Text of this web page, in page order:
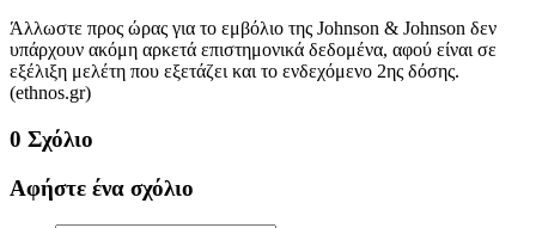
Άλλωστε προς ώρας για το εμβόλιο της Johnson & Johnson δεν
υπάρχουν ακόμη αρκετά επιστημονικά δεδομένα, αφού είναι σε
εξέλιξη μελέτη που εξετάζει και το ενδεχόμενο 2ης δόσης.
(ethnos.gr)
0 Σχόλιο
Αφήστε ένα σχόλιο